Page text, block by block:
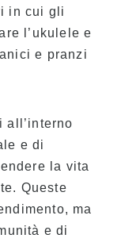
in cui gli
l’ukulele e
e pranzi
all’interno
e di
la vita
Queste
ma
e di